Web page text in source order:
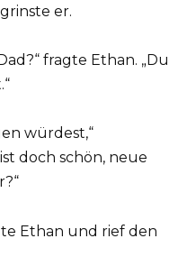
er.
fragte Ethan. „Du
würdest,“
doch schön, neue
Ethan und rief den